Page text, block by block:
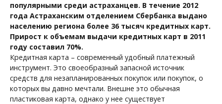
популярными среди астраханцев. В течение 2012
года Астраханским отделением Сбербанка выдано
населению региона более 36 тысяч кредитных карт.
Прирост к объемам выдачи кредитных карт в 2011
году составил 70%.
Кредитная карта – современный удобный платежный
инструмент. Это своеобразный запасной источник
средств для незапланированных покупок или покупок, о
которых вы давно мечтали. Внешне это обычная
пластиковая карта, однако у нее существует